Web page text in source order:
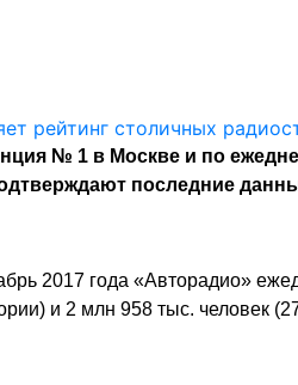
№ 1 в Москве и по
последние
2017 года «Авторадио»
и 2 млн 958 тыс. человек